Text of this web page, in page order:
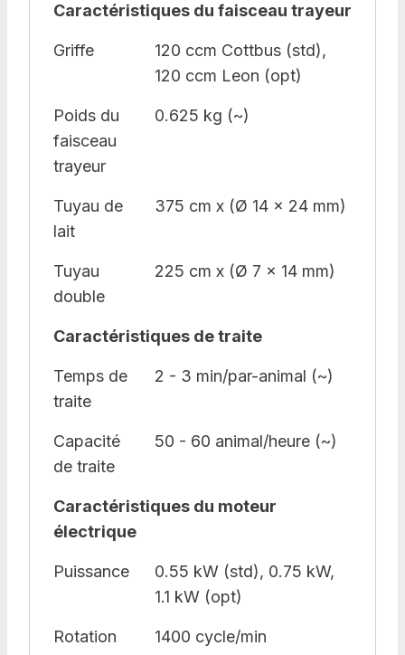
Caractéristiques du faisceau trayeur
Griffe
120 ccm Cottbus (std),
120 ccm Leon (opt)
Poids du
faisceau
trayeur
0.625 kg (~)
Tuyau de
lait
375 cm x (Ø 14 x 24 mm)
Tuyau
double
225 cm x (Ø 7 x 14 mm)
Caractéristiques de traite
Temps de
traite
2 - 3 min/par-animal (~)
Capacité
de traite
50 - 60 animal/heure (~)
Caractéristiques du moteur
électrique
Puissance
0.55 kW (std), 0.75 kW,
1.1 kW (opt)
Rotation 1400 cycle/min